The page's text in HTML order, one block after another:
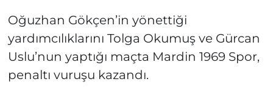
Oğuzhan Gökçen’in yönettiği
yardımcılıklarını Tolga Okumuş ve Gürcan
Uslu’nun yaptığı maçta Mardin 1969 Spor,
penaltı vuruşu kazandı.